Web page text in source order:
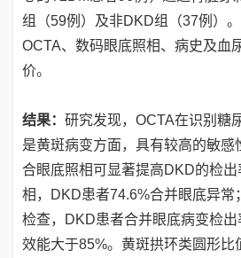
组（59例）及非DKD组（37例）
OCTA、数码眼底照相、病史及血
价。
结果： 研究发现，OCTA在识别糖
是黄斑病变方面，具有较高的敏感
合眼底照相可显著提高DKD的检
相，DKD患者74.6%合并眼底异常
检查，DKD患者合并眼底病变检
效能大于85%。黄斑拱环类圆形比